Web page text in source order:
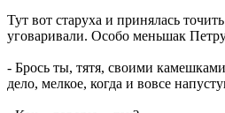
Тут вот старуха и принялась
уговаривали. Особо меньшак
- Брось ты, тятя, своими
дело, мелкое, когда и вовсе